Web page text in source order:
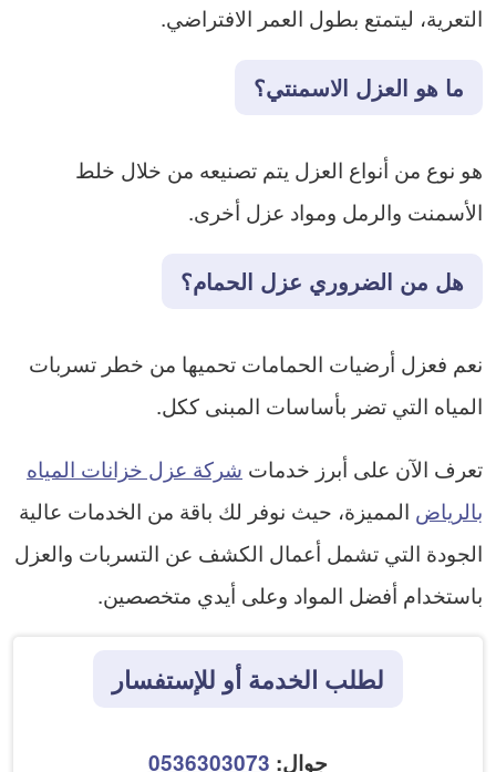
التعرية، ليتمتع بطول العمر الافتراضي.
ما هو العزل الاسمنتي؟
هو نوع من أنواع العزل يتم تصنيعه من خلال خلط
الأسمنت والرمل ومواد عزل أخرى.
هل من الضروري عزل الحمام؟
نعم فعزل أرضيات الحمامات تحميها من خطر تسربات
المياه التي تضر بأساسات المبنى ككل.
تعرف الآن على أبرز خدمات شركة عزل خزانات المياه
بالرياض المميزة، حيث نوفر لك باقة من الخدمات عالية
الجودة التي تشمل أعمال الكشف عن التسربات والعزل
باستخدام أفضل المواد وعلى أيدي متخصصين.
لطلب الخدمة أو للإستفسار
جوال: 0536303073